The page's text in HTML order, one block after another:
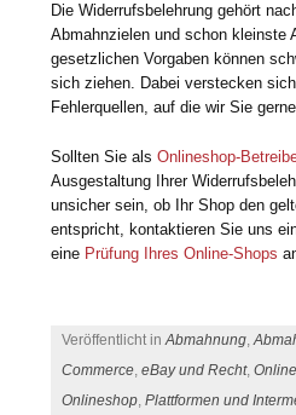
Die Widerrufsbelehrung gehört
Abmahnzielen und schon kleinste
gesetzlichen Vorgaben können
sich ziehen. Dabei verstecken
Fehlerquellen, auf die wir Sie
Sollten Sie alsOnlineshop-
Ausgestaltung Ihrer
unsicher sein, ob Ihr Shop den
entspricht, kontaktieren Sie uns
eine Prüfung Ihres Online-Shops
Veröffentlicht inAbmahnung ,
Commerce ,eBay und Recht,
Onlineshop ,Plattformen und